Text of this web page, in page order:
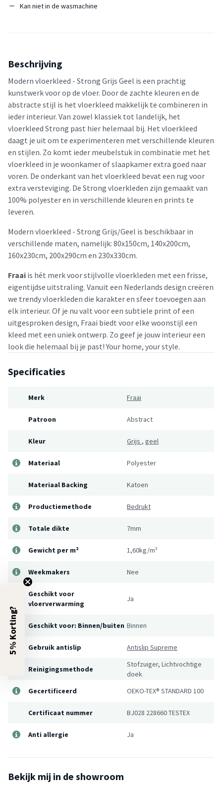
Kan niet in de wasmachine
Beschrijving
Modern vloerkleed - Strong Grijs Geel is een prachtig
kunstwerk voor op de vloer. Door de zachte kleuren en de
abstracte stijl is het vloerkleed makkelijk te combineren in
ieder interieur. Van zowel klassiek tot landelijk, het
vloerkleed Strong past hier helemaal bij. Het vloerkleed
daagt je uit om te experimenteren met verschillende kleuren
en stijlen. Zo komt ieder meubelstuk in combinatie met het
vloerkleed in je woonkamer of slaapkamer extra goed naar
voren. De onderkant van het vloerkleed bevat een rug voor
extra versteviging. De Strong vloerkleden zijn gemaakt van
100% polyester en in verschillende kleuren en prints te
leveren.
Modern vloerkleed - Strong Grijs/Geel is beschikbaar in
verschillende maten, namelijk: 80x150cm, 140x200cm,
160x230cm, 200x290cm en 230x330cm.
Fraai is hét merk voor stijlvolle vloerkleden met een frisse,
eigentijdse uitstraling. Vanuit een Nederlands design creëren
we trendy vloerkleden die karakter en sfeer toevoegen aan
elk interieur. Of je nu valt voor een subtiele print of een
uitgesproken design, Fraai biedt voor elke woonstijl een
kleed met een uniek ontwerp. Zo geef je jouw interieur een
look die helemaal bij je past! Your home, your style.
Specificaties
Merk Fraai
Patroon Abstract
Kleur Grijs , geel
Materiaal Polyester
Materiaal Backing Katoen
Productiemethode Bedrukt
Totale dikte 7mm
Gewicht per m² 1,60kg/m²
Weekmakers Nee
Geschikt voor
vloerverwarming
Ja
Geschikt voor: Binnen/buiten Binnen
Gebruik antislip Antislip Supreme
Reinigingsmethode
Stofzuiger, Lichtvochtige
doek
Gecertificeerd
OEKO-TEX® STANDARD 100
Certificaat nummer BJ028 228660 TESTEX
Anti allergie Ja
Bekijk mij in de showroom
5% Korting?